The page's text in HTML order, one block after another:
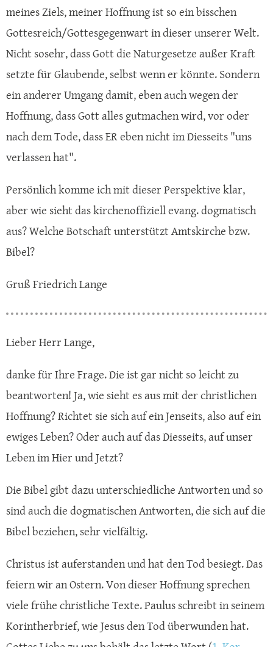
meines Ziels, meiner Hoffnung ist so ein bisschen
Gottesreich/Gottesgegenwart in dieser unserer Welt.
Nicht sosehr, dass Gott die Naturgesetze außer Kraft
setzte für Glaubende, selbst wenn er könnte. Sondern
ein anderer Umgang damit, eben auch wegen der
Hoffnung, dass Gott alles gutmachen wird, vor oder
nach dem Tode, dass ER eben nicht im Diesseits "uns
verlassen hat".
Persönlich komme ich mit dieser Perspektive klar,
aber wie sieht das kirchenoffiziell evang. dogmatisch
aus? Welche Botschaft unterstützt Amtskirche bzw.
Bibel?
Gruß Friedrich Lange
Lieber Herr Lange,
danke für Ihre Frage. Die ist gar nicht so leicht zu
beantworten! Ja, wie sieht es aus mit der christlichen
Hoffnung? Richtet sie sich auf ein Jenseits, also auf ein
ewiges Leben? Oder auch auf das Diesseits, auf unser
Leben im Hier und Jetzt?
Die Bibel gibt dazu unterschiedliche Antworten und so
sind auch die dogmatischen Antworten, die sich auf die
Bibel beziehen, sehr vielfältig.
Christus ist auferstanden und hat den Tod besiegt. Das
feiern wir an Ostern. Von dieser Hoffnung sprechen
viele frühe christliche Texte. Paulus schreibt in seinem
Korintherbrief, wie Jesus den Tod überwunden hat.